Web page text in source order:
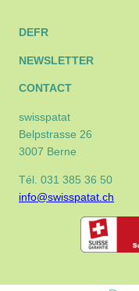
DEFR
NEWSLETTER
CONTACT
swisspatat
Belpstrasse 26
3007 Berne
Tél. 031 385 36 50
info@swisspatat.ch